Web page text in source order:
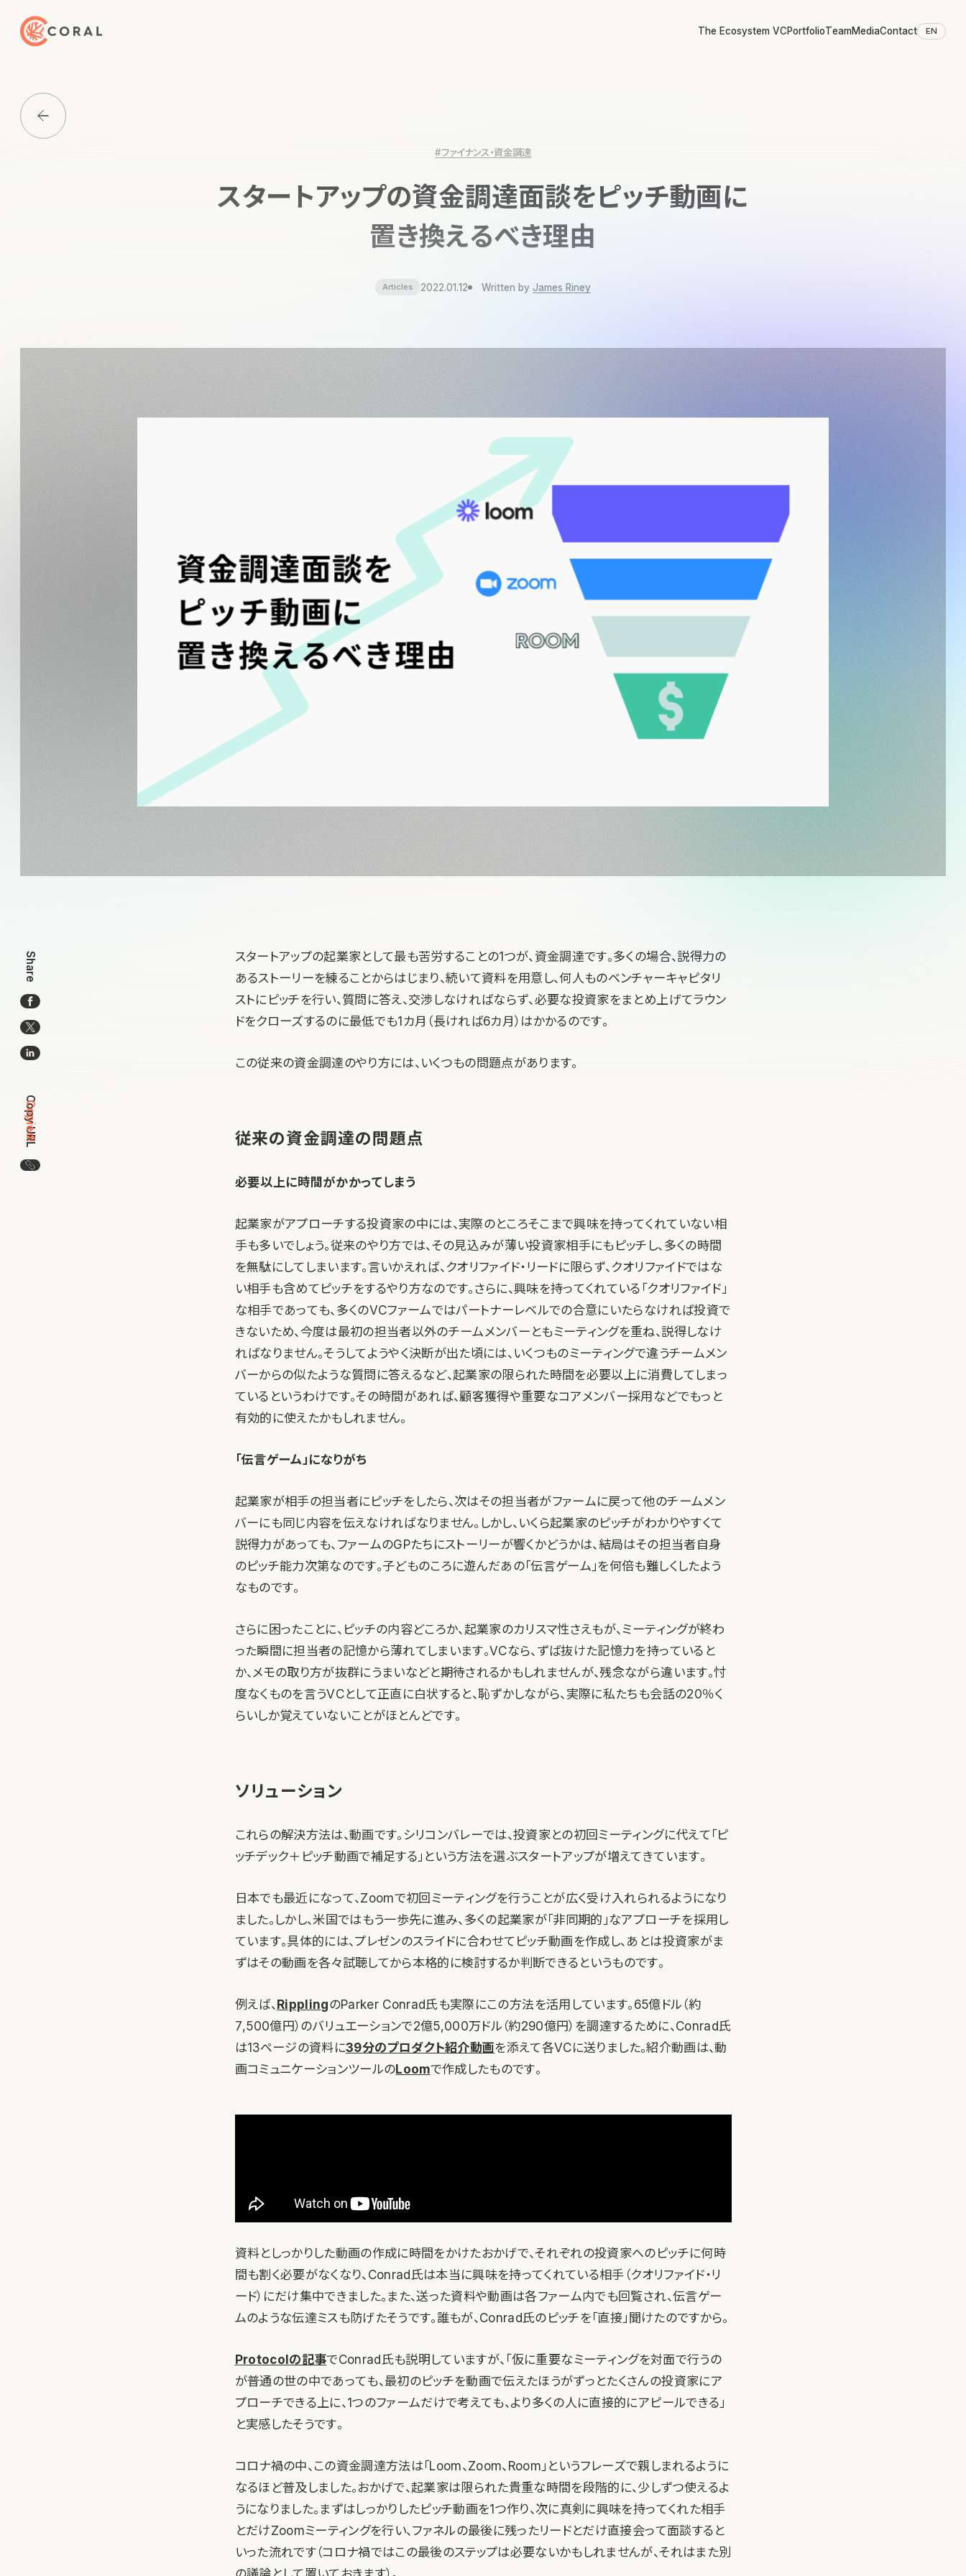
トップページへ戻る
The Ecosystem VCPortfolioTeamMediaContact EN
Media一覧に戻る
#ファイナンス・資金調達
スタートアップの資金調達面談をピッチ動画に
置き換えるべき理由
Articles 2022.01.12 Written by James Riney
Share
Copy URL
Copied!
この記事のURLをコピー
スタートアップの起業家として最も苦労することの1つが、資金調達です。多くの場合、説得力の
あるストーリーを練ることからはじまり、続いて資料を用意し、何人ものベンチャーキャピタリ
ストにピッチを行い、質問に答え、交渉しなければならず、必要な投資家をまとめ上げてラウン
ドをクローズするのに最低でも1カ月（長ければ6カ月）はかかるのです。
この従来の資金調達のやり方には、いくつもの問題点があります。
従来の資金調達の問題点
必要以上に時間がかかってしまう
起業家がアプローチする投資家の中には、実際のところそこまで興味を持ってくれていない相
手も多いでしょう。従来のやり方では、その見込みが薄い投資家相手にもピッチし、多くの時間
を無駄にしてしまいます。言いかえれば、クオリファイド・リードに限らず、クオリファイドではな
い相手も含めてピッチをするやり方なのです。さらに、興味を持ってくれている「クオリファイド」
な相手であっても、多くのVCファームではパートナーレベルでの合意にいたらなければ投資で
きないため、今度は最初の担当者以外のチームメンバーともミーティングを重ね、説得しなけ
ればなりません。そうしてようやく決断が出た頃には、いくつものミーティングで違うチームメン
バーからの似たような質問に答えるなど、起業家の限られた時間を必要以上に消費してしまっ
ているというわけです。その時間があれば、顧客獲得や重要なコアメンバー採用などでもっと
有効的に使えたかもしれません。
「伝言ゲーム」になりがち
起業家が相手の担当者にピッチをしたら、次はその担当者がファームに戻って他のチームメン
バーにも同じ内容を伝えなければなりません。しかし、いくら起業家のピッチがわかりやすくて
説得力があっても、ファームのGPたちにストーリーが響くかどうかは、結局はその担当者自身
のピッチ能力次第なのです。子どものころに遊んだあの「伝言ゲーム」を何倍も難しくしたよう
なものです。
さらに困ったことに、ピッチの内容どころか、起業家のカリスマ性さえもが、ミーティングが終わ
った瞬間に担当者の記憶から薄れてしまいます。VCなら、ずば抜けた記憶力を持っていると
か、メモの取り方が抜群にうまいなどと期待されるかもしれませんが、残念ながら違います。忖
度なくものを言うVCとして正直に白状すると、恥ずかしながら、実際に私たちも会話の20％く
らいしか覚えていないことがほとんどです。
ソリューション
これらの解決方法は、動画です。シリコンバレーでは、投資家との初回ミーティングに代えて「ピ
ッチデック＋ピッチ動画で補足する」という方法を選ぶスタートアップが増えてきています。
日本でも最近になって、Zoomで初回ミーティングを行うことが広く受け入れられるようになり
ました。しかし、米国ではもう一歩先に進み、多くの起業家が「非同期的」なアプローチを採用し
ています。具体的には、プレゼンのスライドに合わせてピッチ動画を作成し、あとは投資家がま
ずはその動画を各々試聴してから本格的に検討するか判断できるというものです。
例えば、RipplingのParker Conrad氏も実際にこの方法を活用しています。65億ドル（約
7,500億円）のバリュエーションで2億5,000万ドル（約290億円）を調達するために、Conrad氏
は13ページの資料に39分のプロダクト紹介動画を添えて各VCに送りました。紹介動画は、動
画コミュニケーションツールのLoomで作成したものです。
資料としっかりした動画の作成に時間をかけたおかげで、それぞれの投資家へのピッチに何時
間も割く必要がなくなり、Conrad氏は本当に興味を持ってくれている相手（クオリファイド・リ
ード）にだけ集中できました。また、送った資料や動画は各ファーム内でも回覧され、伝言ゲー
ムのような伝達ミスも防げたそうです。誰もが、Conrad氏のピッチを「直接」聞けたのですから。
Protocolの記事でConrad氏も説明していますが、「仮に重要なミーティングを対面で行うの
が普通の世の中であっても、最初のピッチを動画で伝えたほうがずっとたくさんの投資家にア
プローチできる上に、1つのファームだけで考えても、より多くの人に直接的にアピールできる」
と実感したそうです。
コロナ禍の中、この資金調達方法は「Loom、Zoom、Room」というフレーズで親しまれるように
なるほど普及しました。おかげで、起業家は限られた貴重な時間を段階的に、少しずつ使えるよ
うになりました。まずはしっかりしたピッチ動画を1つ作り、次に真剣に興味を持ってくれた相手
とだけZoomミーティングを行い、ファネルの最後に残ったリードとだけ直接会って面談すると
いった流れです（コロナ禍ではこの最後のステップは必要ないかもしれませんが、それはまた別